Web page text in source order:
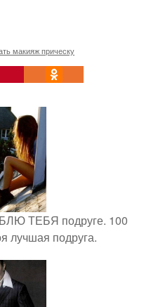
макияж прическу
ТЕБЯ подруге. 100
лучшая подруга.